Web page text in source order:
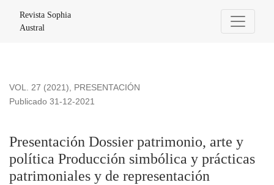
Revista Sophia
Austral
VOL. 27 (2021), PRESENTACIÓN
Presentación Dossier patrimonio, arte y
política Producción simbólica y prácticas
patrimoniales y de representación
Publicado 31-12-2021